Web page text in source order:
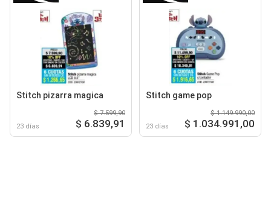
Stitch pizarra magica
23 días
$ 7.599,90
$ 6.839,91
Stitch game pop
23 días
$ 1.149.990,00
$ 1.034.991,00